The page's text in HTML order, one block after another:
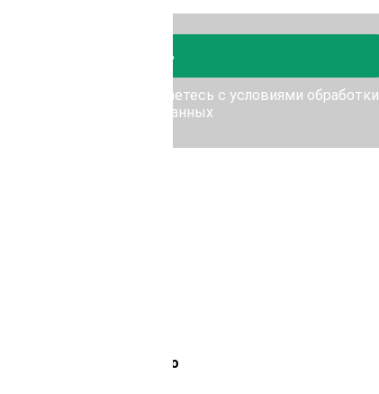
Отправить
Отправить, Вы соглашаетесь с условиями обработки
персональных данных
Лемана Про